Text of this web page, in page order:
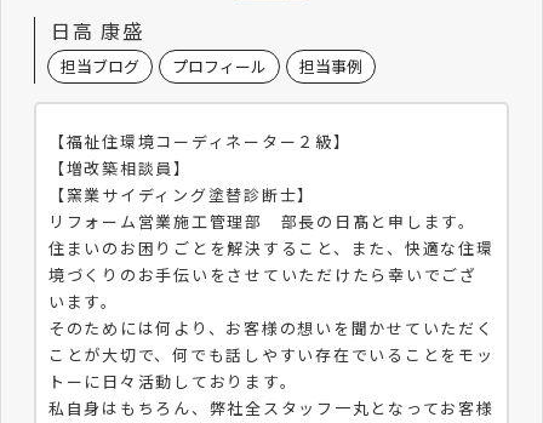
日高 康盛
担当ブログ プロフィール 担当事例
【福祉住環境コーディネーター２級】
【増改築相談員】
【窯業サイディング塗替診断士】
リフォーム営業施工管理部 部長の日髙と申します。
住まいのお困りごとを解決すること、また、快適な住環
境づくりのお手伝いをさせていただけたら幸いでござ
います。
そのためには何より、お客様の想いを聞かせていただく
ことが大切で、何でも話しやすい存在でいることをモッ
トーに日々活動しております。
私自身はもちろん、弊社全スタッフ一丸となってお客様